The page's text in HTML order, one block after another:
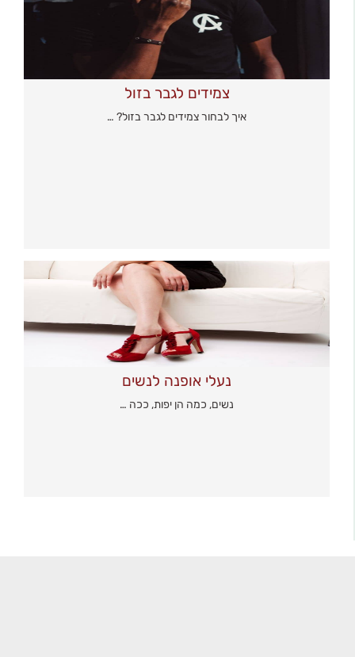
צמידים לגבר בזול
איך לבחור צמידים לגבר בזול? …
נעלי אופנה לנשים
נשים, כמה הן יפות, ככה …